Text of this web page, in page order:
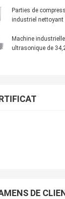
Parties de
industriel nettoyant
Machine
ultrasonique de
DE